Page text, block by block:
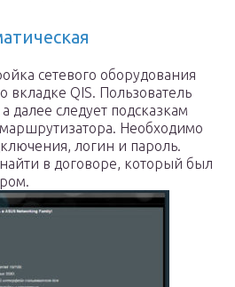
сетевого оборудования
вкладке QIS. Пользователь
далее следует подсказкам
Необходимо
логин и пароль.
в договоре, который был